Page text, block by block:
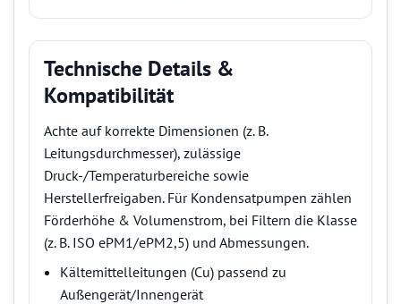
Technische Details &
Kompatibilität
Achte auf korrekte Dimensionen (z. B.
Leitungsdurchmesser), zulässige
Druck-/Temperaturbereiche sowie
Herstellerfreigaben. Für Kondensatpumpen zählen
Förderhöhe & Volumenstrom, bei Filtern die Klasse
(z. B. ISO ePM1/ePM2,5) und Abmessungen.
Kältemittelleitungen (Cu) passend zu
Außengerät/Innengerät